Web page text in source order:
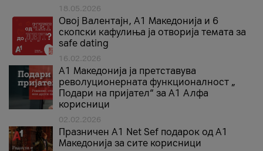
18.05.2026
Овој Валентајн, A1 Македонија и 6
скопски кафулиња ја отворија темата за
safe dating
16.02.2026
А1 Македонија ја претставува
револуционерната функционалност „
Подари на пријател“ за А1 Алфа
корисници
02.02.2026
Празничен A1 Net Sеf подарок од А1
Македонија за сите корисници